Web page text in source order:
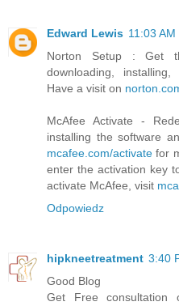
Edward Lewis 11:03 AM
Norton Setup : Get
downloading,
Have a visit on
McAfee Activate -
installing the software
mcafee.com/activate for
enter the activation key
activate McAfee, visit
Odpowiedz
hipkneetreatment 3:40
Good Blog
Get Free consultation